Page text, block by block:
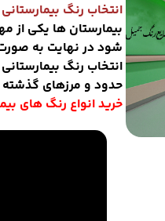
انتخاب رنگ بیمارستانی
بیمارستان ها یکی از
شود در نهایت به
انتخاب رنگ
حدود و مرزهای گذشته
خرید انواع رنگ های